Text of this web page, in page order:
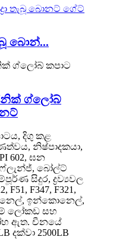
බොන්...
ග්ලෝබ්
දිගු කළ
නිෂ්පාදකයා,
602, ඝන
ෆ්ලැන්ජ්, බෝල්ට්
සිදුර, ද්‍රව්‍යවල
F51, F347, F321,
ඉන්කොනෙල්,
ලෝකඩ සහ
ඇත. චීනයේ
දක්වා 2500LB